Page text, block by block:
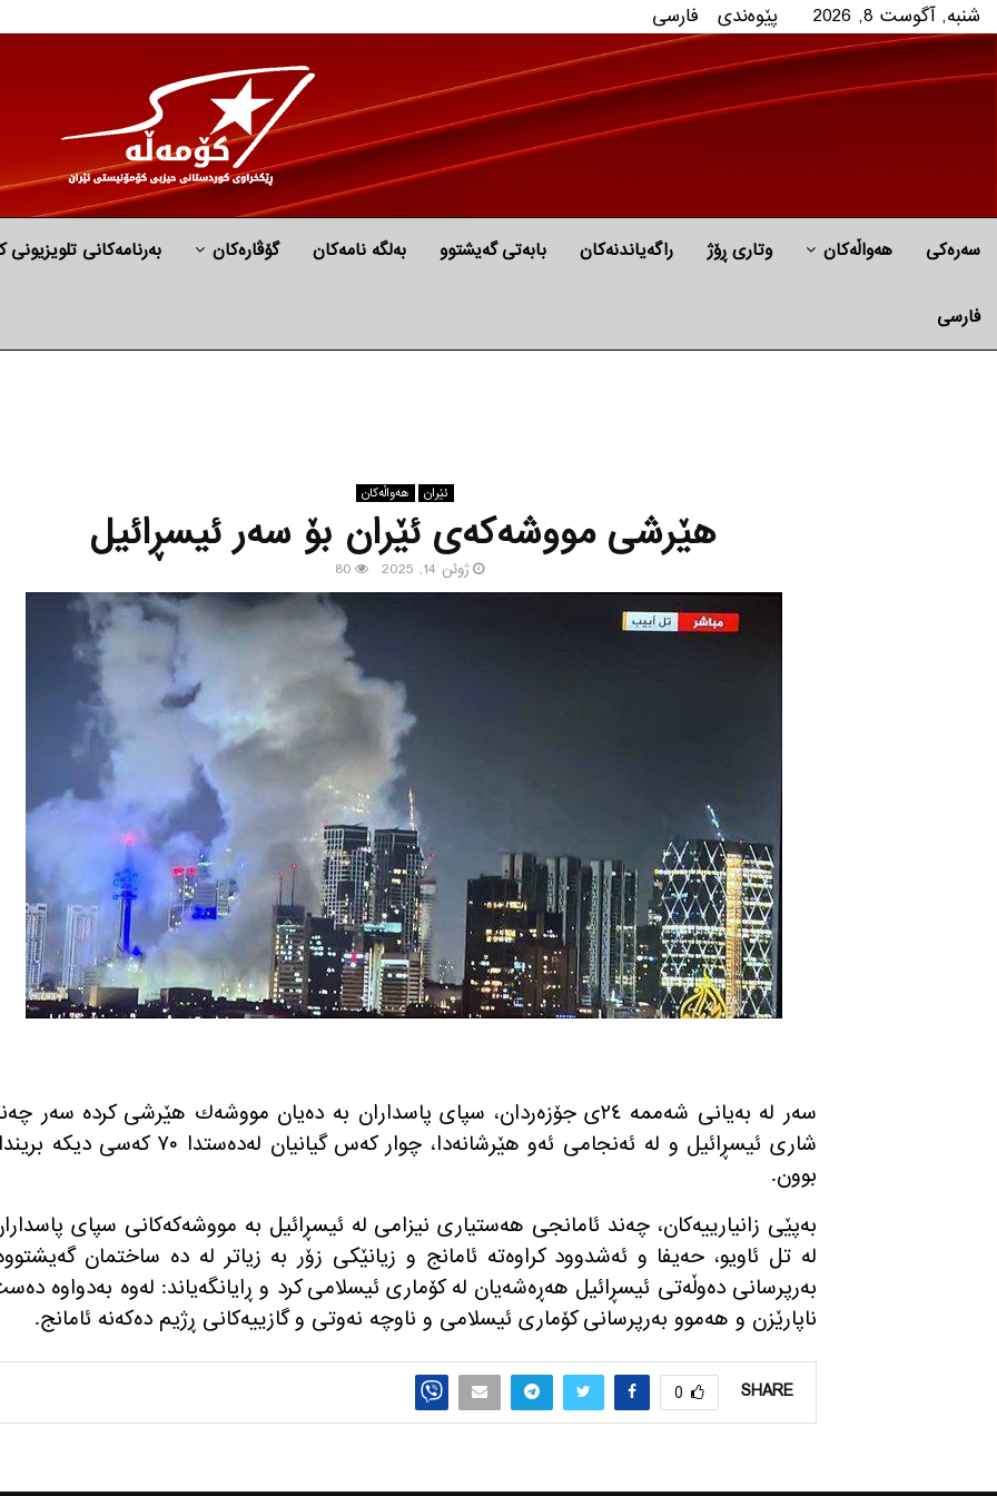
شنبه, آگوست 8, 2026 پێوه‌ندی فارسی
سەرەکی هه‌واڵه‌کان وتاری ڕۆژ راگه‌یاندنه‌كان بابه‌تی گه‌یشتوو به‌لگه‌ نامه‌كان گۆڤارەکان بەرنامەکانی تلویزیونی
فارسی
ئێران هه‌واڵه‌کان
هێرشی مووشه‌كه‌ی ئێران بۆ سه‌ر ئیسڕائیل
ژوئن 14, 2025 80
سه‌ر له‌ به‌یانی شه‌ممه‌ ٢٤ی جۆزه‌ردان، سپای پاسداران به‌ ده‌یان مووشه‌ك هێرشی كرده‌ سه‌ر
شاری ئیسڕائیل و له‌ ئه‌نجامی ئه‌و هێرشانه‌دا، چوار كه‌س گیانیان له‌ده‌ستدا ٧٠ كه‌سی دیكه‌
بوون.
به‌پێی زانیارییه‌كان، چه‌ند ئامانجی هه‌ستیاری نیزامی له‌ ئیسڕائیل به‌ مووشه‌كه‌كانی سپای
له‌ تل ئاویو، حه‌یفا و ئه‌شدوود كراوه‌ته‌ ئامانج و زیانێكی زۆر به‌ زیاتر له‌ ده‌ ساختمان
به‌رپرسانی ده‌وڵه‌تی ئیسڕائیل هه‌ڕه‌شه‌یان له‌ كۆماری ئیسلامی كرد و ڕایانگه‌یاند: له‌وه‌ به‌دواوه‌
ناپارێزن و هه‌موو به‌رپرسانی كۆماری ئیسلامی و ناوچه‌ نه‌وتی و گازییه‌كانی ڕژیم ده‌كه‌نه‌ ئامانج.
SHARE
0